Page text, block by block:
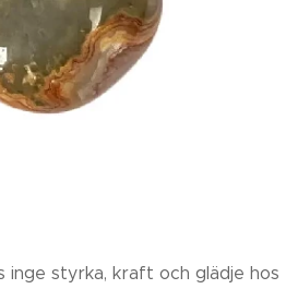
inge styrka, kraft och glädje hos